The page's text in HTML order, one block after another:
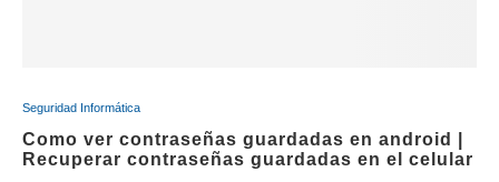
Seguridad Informática
Como ver contraseñas guardadas en android |
Recuperar contraseñas guardadas en el celular